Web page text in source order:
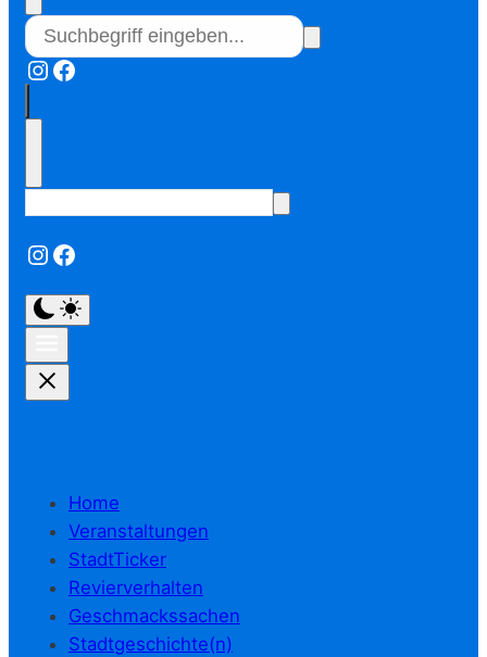
Instagram
Facebook
Instagram
Facebook
Home
Veranstaltungen
StadtTicker
Revierverhalten
Geschmackssachen
Stadtgeschichte(n)